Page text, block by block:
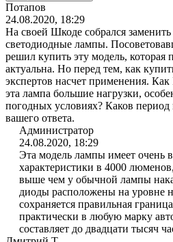
Потапов
24.08.2020, 18:29
На своей Шкоде собрался
светодиодные лампы.
решил купить эту модель, которая
актуальна. Но перед тем, как
экспертов насчет применения.
эта лампа большие нагрузки,
погодных условиях? Каков
вашего ответа.
Администратор
24.08.2020, 18:29
Эта модель лампы имеет очень
характеристики в 4000
выше чем у обычной лампы
диоды расположены на уровне
сохраняется правильная
практически в любую марку
составляет до двадцати тысяч